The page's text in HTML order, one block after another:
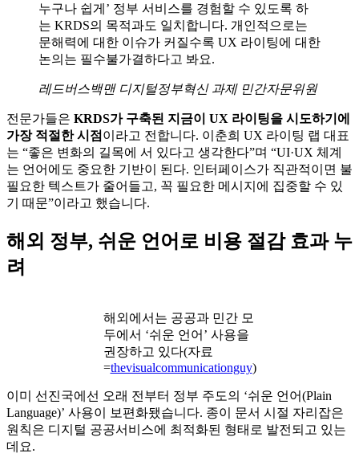
누구나 쉽게’ 정부 서비스를 경험할 수 있도록 하
는 KRDS의 목적과도 일치합니다. 개인적으로는
문해력에 대한 이슈가 커질수록 UX 라이팅에 대한
논의는 필수불가결하다고 봐요.
레드버스백맨 디지털정부혁신 과제 민간자문위원
전문가들은 KRDS가 구축된 지금이 UX 라이팅을 시도하기에
가장 적절한 시점 이라고 전합니다. 이춘희 UX 라이팅 랩 대표
는 “좋은 변화의 길목에 서 있다고 생각한다”며 “UI·UX 체계
는 언어에도 중요한 기반이 된다. 인터페이스가 직관적이면 불
필요한 텍스트가 줄어들고, 꼭 필요한 메시지에 집중할 수 있
기 때문”이라고 했습니다.
해외 정부, 쉬운 언어로 비용 절감 효과 누
려
해외에서는 공공과 민간 모
두에서 ‘쉬운 언어’ 사용을
권장하고 있다(자료
=thevisualcommunicationguy)
이미 선진국에선 오래 전부터 정부 주도의 ‘쉬운 언어(Plain
Language)’ 사용이 보편화됐습니다. 종이 문서 시절 자리잡은
원칙은 디지털 공공서비스에 최적화된 형태로 발전되고 있는
데요.